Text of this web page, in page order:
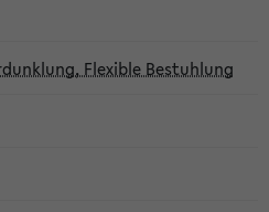
Flexible Bestuhlung